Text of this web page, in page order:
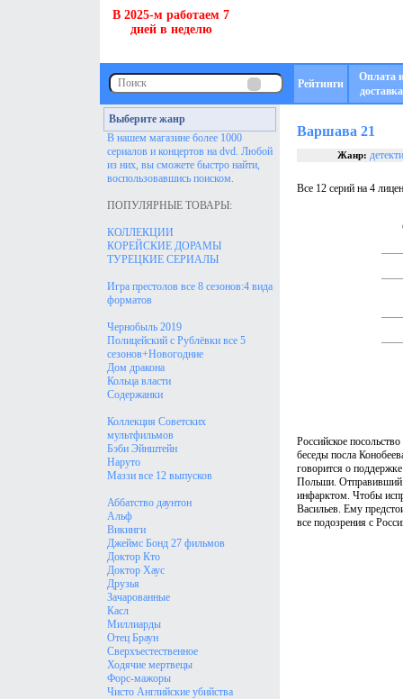
В 2025-м работаем 7
дней в неделю
Рейтинги
Оплата
доставка
Выберите жанр
В нашем магазине более 1000
сериалов и концертов на dvd. Любой
из них, вы сможете быстро найти,
воспользовавшись поиском.
ПОПУЛЯРНЫЕ ТОВАРЫ:
КОЛЛЕКЦИИ
КОРЕЙСКИЕ ДОРАМЫ
ТУРЕЦКИЕ СЕРИАЛЫ
Игра престолов все 8 сезонов:4 вида
форматов
Чернобыль 2019
Полицейский с Рублёвки все 5
сезонов+Новогодние
Дом дракона
Кольца власти
Содержанки
Коллекция Советских
мультфильмов
Бэби Эйнштейн
Наруто
Маззи все 12 выпусков
Аббатство даунтон
Альф
Викинги
Джеймс Бонд 27 фильмов
Доктор Кто
Доктор Хаус
Друзья
Зачарованные
Касл
Миллиарды
Отец Браун
Сверхъестественное
Ходячие мертвецы
Форс-мажоры
Чисто Английские убийства
Варшава 21
Жанр:
Все 12 серий на 4
Российское
беседы посла
говорится о
Польши. Отправивший
инфарктом. Чтобы
Васильев. Ему
все подозрения с